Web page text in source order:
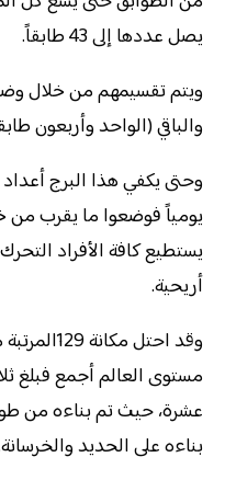
يصل عددها إلى 43 طابقاً.
ويتم تقسيمهم من خلال
والباقي (الواحد وأربعون
وحتى يكفي هذا البرج أعداد
يومياً فوضعوا ما يقرب
يستطيع كافة الأفراد
أريحية.
وقد احتل
مستوى العالم أجمع فبلغ
عشرة، حيث تم بناءه من
بناءه على الحديد